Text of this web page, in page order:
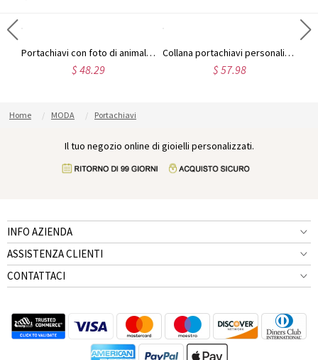
Portachiavi con foto di animali domestici incisi
$ 48.29
Collana portachiavi personalizzata con foto incisa di animali domestici
$ 57.98
Home MODA Portachiavi
Il tuo negozio online di gioielli personalizzati.
INFO AZIENDA
ASSISTENZA CLIENTI
CONTATTACI